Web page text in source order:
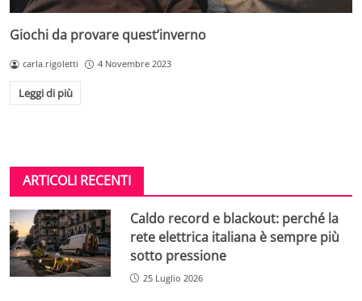
Giochi da provare quest’inverno
carla.rigoletti 4 Novembre 2023
Leggi di più
ARTICOLI RECENTI
Caldo record e blackout: perché la
rete elettrica italiana è sempre più
sotto pressione
25 Luglio 2026